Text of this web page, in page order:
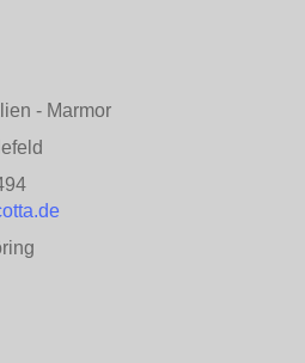
- Marmor